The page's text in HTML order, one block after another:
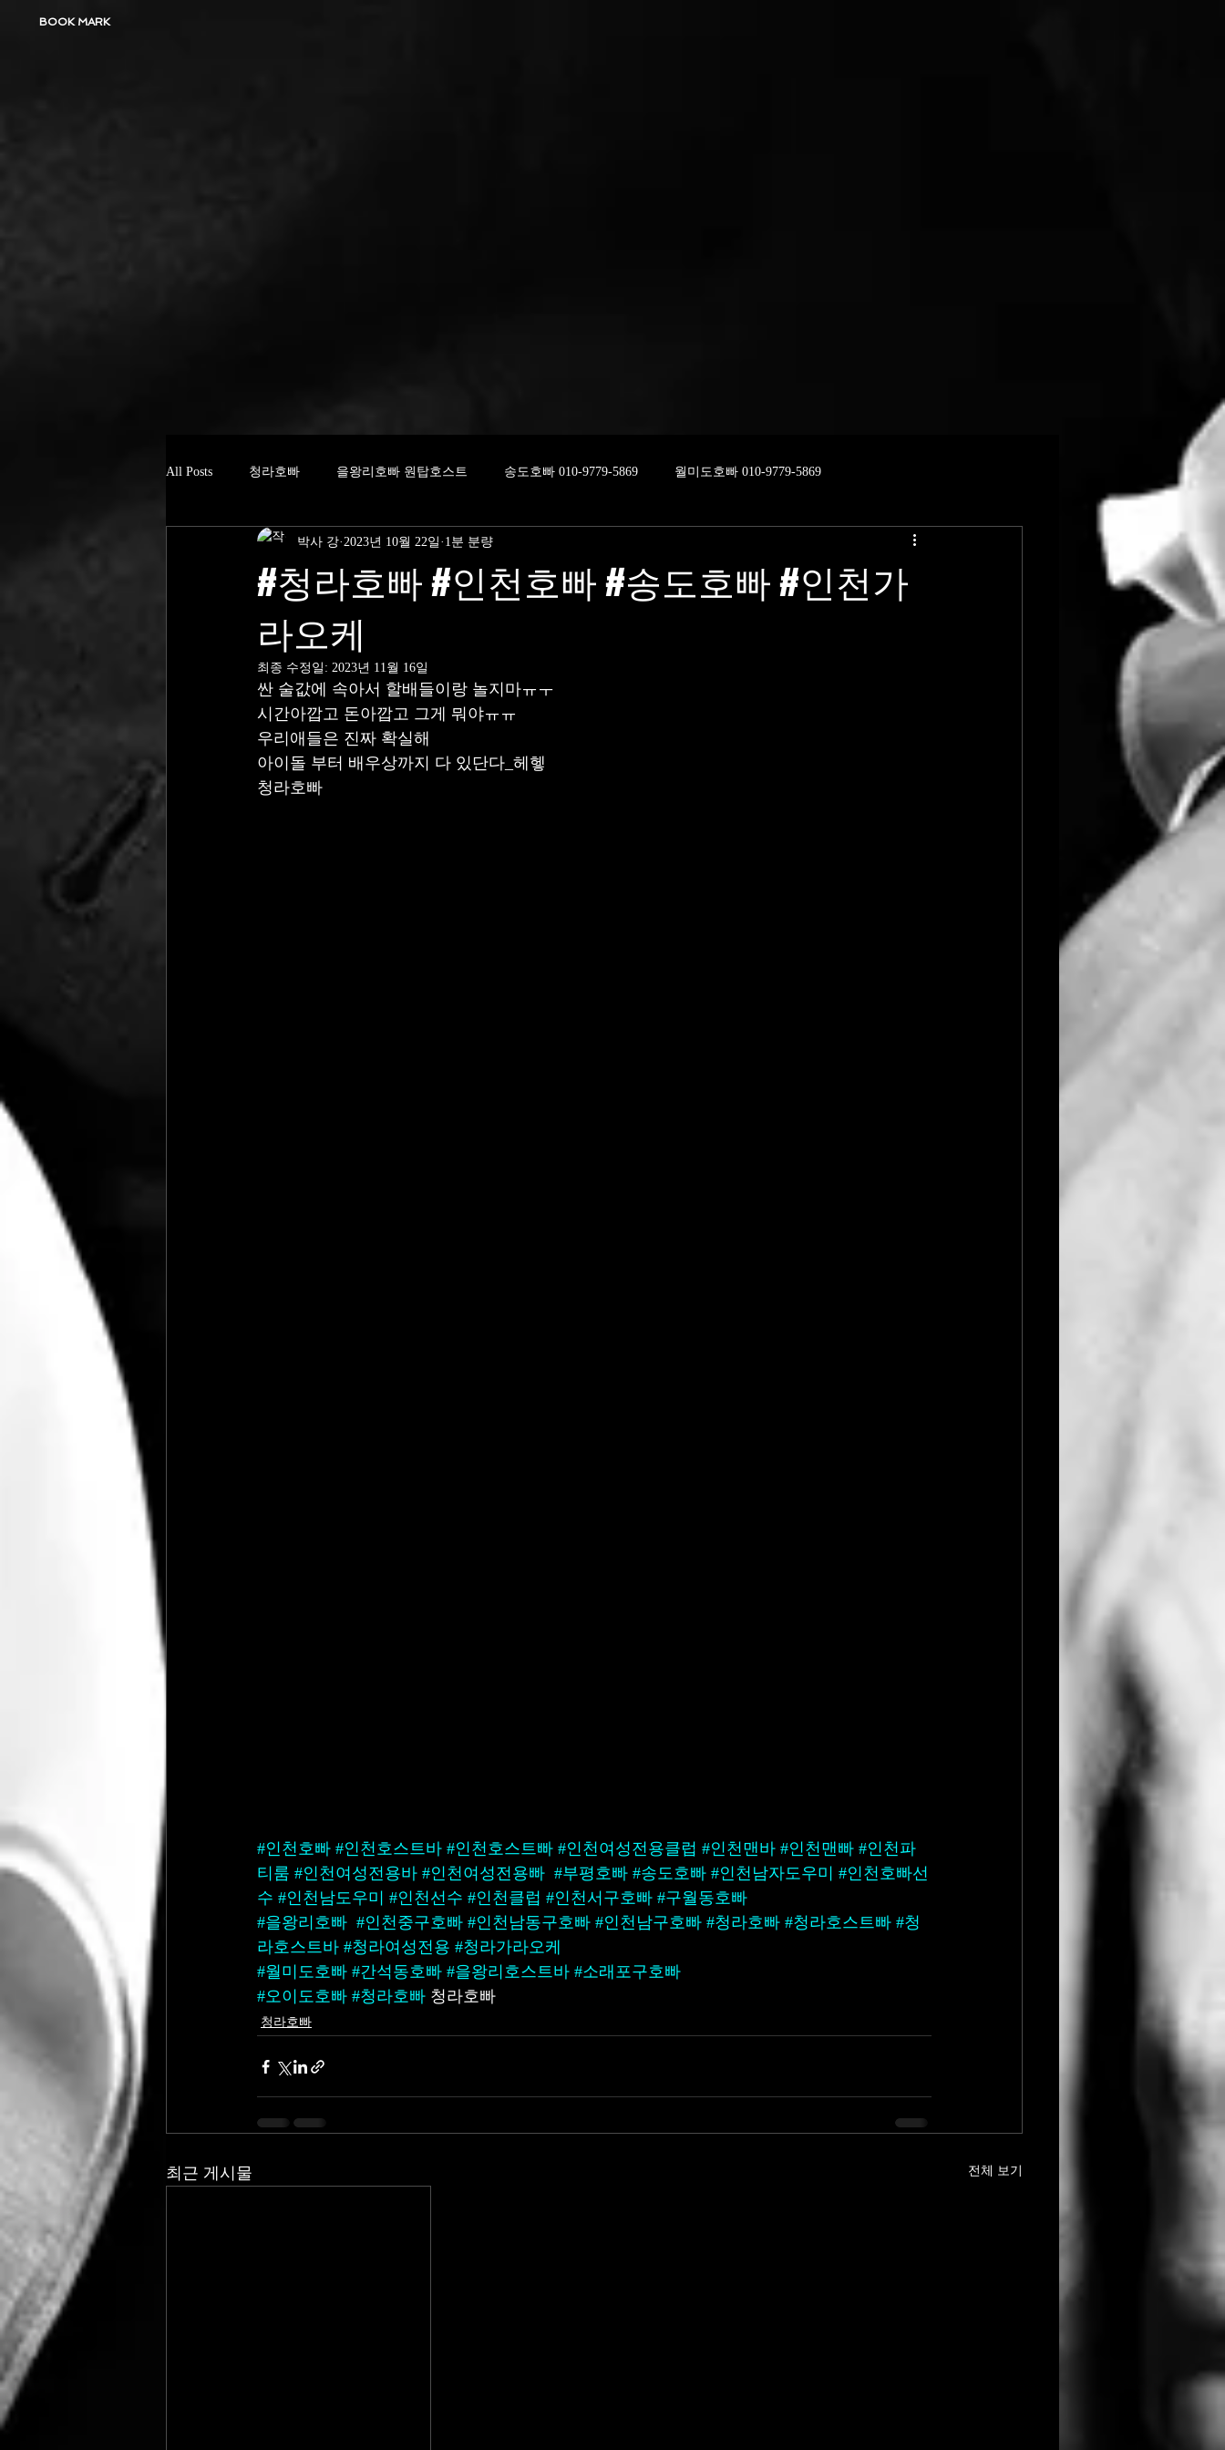
BOOK MARK
All Posts 청라호빠 을왕리호빠 원탑호스트 송도호빠 010-9779-5869 월미도호빠 010-9779-5869
#청라호빠 #인천호빠 #송도호빠 #인천가
라오케
박사 강 2023년 10월 22일 1분 분량
최종 수정일: 2023년 11월 16일
싼 술값에 속아서 할배들이랑 놀지마ㅠㅜ
시간아깝고 돈아깝고 그게 뭐야ㅠㅠ
우리애들은 진짜 확실해
아이돌 부터 배우상까지 다 있단다_헤헿
청라호빠
#인천호빠 #인천호스트바 #인천호스트빠 #인천여성전용클럽 #인천맨바 #인천맨빠 #인천파
티룸 #인천여성전용바 #인천여성전용빠 #부평호빠 #송도호빠 #인천남자도우미
#인천호빠선
수 #인천남도우미 #인천선수 #인천클럽 #인천서구호빠 #구월동호빠
#을왕리호빠 #인천중구호빠 #인천남동구호빠 #인천남구호빠 #청라호빠 #청라호스트빠 #청
라호스트바 #청라여성전용 #청라가라오케
#월미도호빠 #간석동호빠 #을왕리호스트바 #소래포구호빠
#오이도호빠 #청라호빠 청라호빠
청라호빠
최근 게시물 전체 보기